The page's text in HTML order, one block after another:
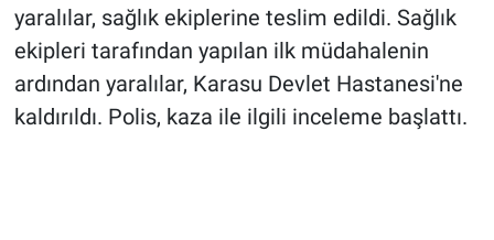
yaralılar, sağlık ekiplerine teslim edildi. Sağlık
ekipleri tarafından yapılan ilk müdahalenin
ardından yaralılar, Karasu Devlet Hastanesi'ne
kaldırıldı. Polis, kaza ile ilgili inceleme başlattı.